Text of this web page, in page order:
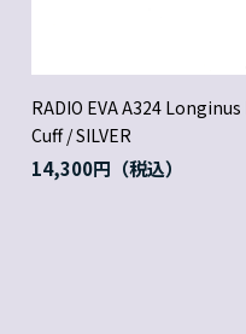
RADIO EVA A324 Longinus
Cuff / SILVER
14,300円